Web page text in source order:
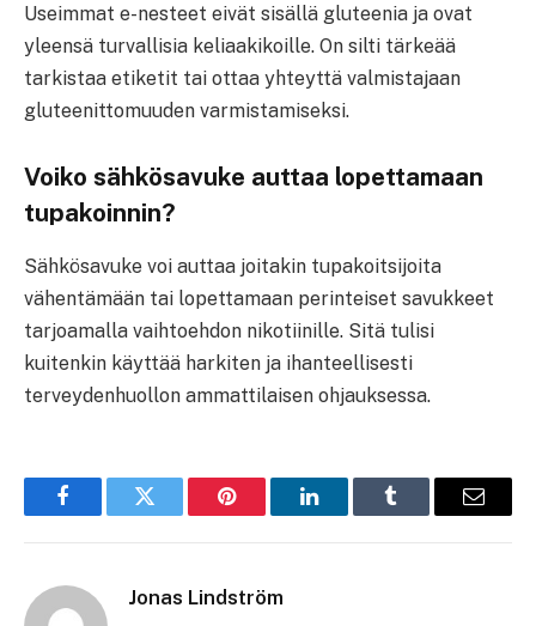
Useimmat e-nesteet eivät sisällä gluteenia ja ovat
yleensä turvallisia keliaakikoille. On silti tärkeää
tarkistaa etiketit tai ottaa yhteyttä valmistajaan
gluteenittomuuden varmistamiseksi.
Voiko sähkösavuke auttaa lopettamaan
tupakoinnin?
Sähkösavuke voi auttaa joitakin tupakoitsijoita
vähentämään tai lopettamaan perinteiset savukkeet
tarjoamalla vaihtoehdon nikotiinille. Sitä tulisi
kuitenkin käyttää harkiten ja ihanteellisesti
terveydenhuollon ammattilaisen ohjauksessa.
FacebookTwitter Pinterest LinkedInTumblr Email
Jonas Lindström